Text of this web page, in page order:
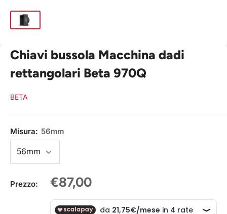
Chiavi bussola Macchina dadi
rettangolari Beta 970Q
BETA
Misura: 56mm
Prezzo:
Prezzo
€87,00